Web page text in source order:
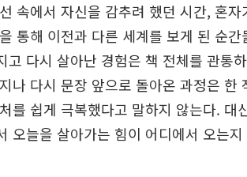
속에서 자신을 감추려 했던 시간, 혼
통해 이전과 다른 세계를 보게 된 순
고 다시 살아난 경험은 책 전체를 관통
나 다시 문장 앞으로 돌아온 과정은 한
를 쉽게 극복했다고 말하지 않는다. 대
오늘을 살아가는 힘이 어디에서 오는